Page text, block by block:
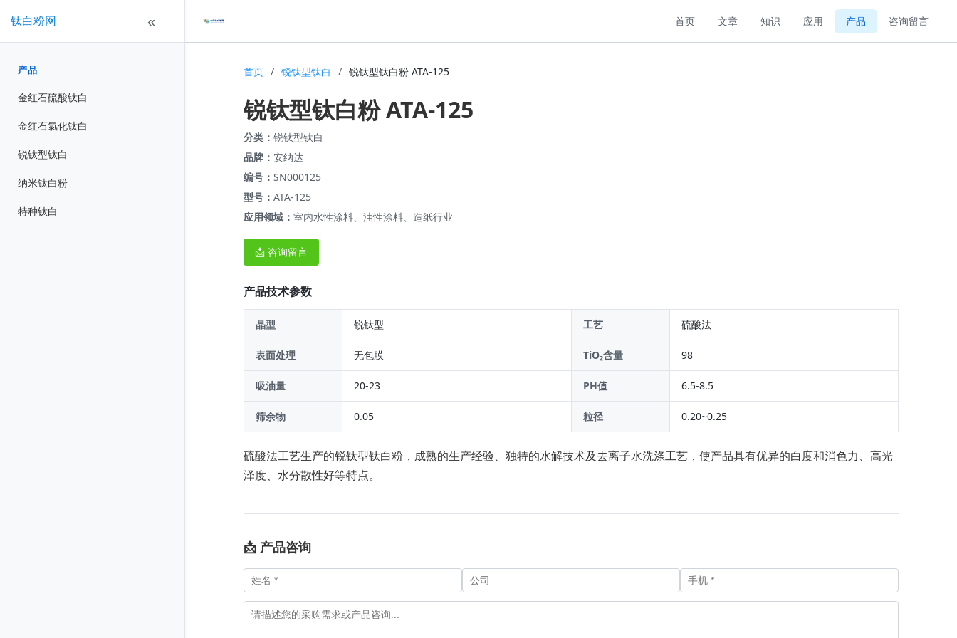
钛白粉网 «
产品
金红石硫酸钛白
金红石氯化钛白
锐钛型钛白
纳米钛白粉
特种钛白
首页 文章 知识 应用 产品 咨询留言
首页 / 锐钛型钛白 / 锐钛型钛白粉 ATA-125
锐钛型钛白粉 ATA-125
分类： 锐钛型钛白
品牌： 安纳达
编号： SN000125
型号： ATA-125
应用领域： 室内水性涂料、油性涂料、造纸行业
📩 咨询留言
产品技术参数
晶型 锐钛型 工艺 硫酸法
表面处理 无包膜 TiO₂含量 98
吸油量 20-23 PH值 6.5-8.5
筛余物 0.05 粒径 0.20~0.25
硫酸法工艺生产的锐钛型钛白粉，成熟的生产经验、独特的水解技术及去离子水洗涤工艺，使产品具有优异的白度和消色力、高光
泽度、水分散性好等特点。
📩 产品咨询